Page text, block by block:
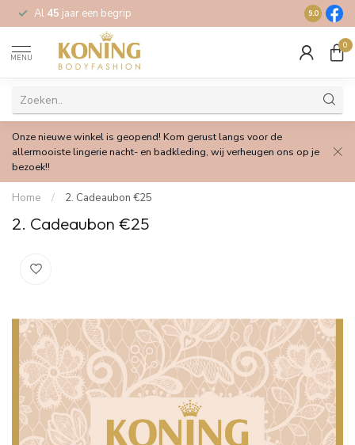
Al 45 jaar een begrip Gratis
9.0
MENU
0
Onze nieuwe winkel is geopend! Kom gerust langs voor de
allermooiste lingerie nacht- en badkleding, wij verheugen ons op je
bezoek!!
Home / 2. Cadeaubon €25
2. Cadeaubon €25